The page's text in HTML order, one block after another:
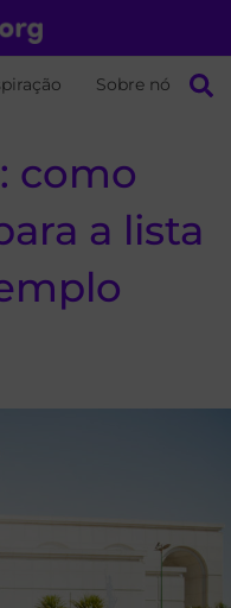
Sobre nós
como
a lista